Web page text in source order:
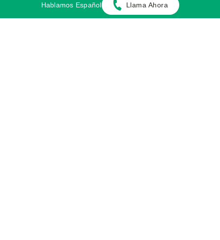
CONOZCA LOS CASOS QUE
MANEJAMOS
Hablamos Español Llama Ahora